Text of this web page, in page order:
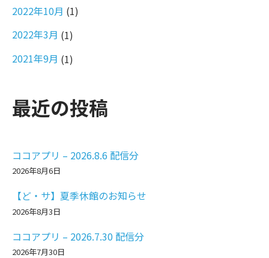
2022年10月 (1)
2022年3月 (1)
2021年9月 (1)
最近の投稿
ココアプリ – 2026.8.6 配信分
2026年8月6日
【ど・サ】夏季休館のお知らせ
2026年8月3日
ココアプリ – 2026.7.30 配信分
2026年7月30日